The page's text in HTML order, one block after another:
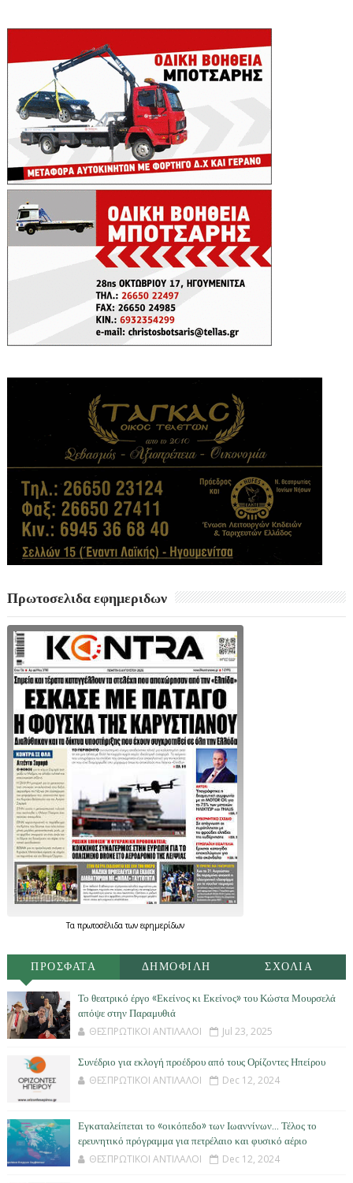
Πρωτοσελιδα εφημεριδων
Τα πρωτοσέλιδατων εφημερίδων
ΠΡΟΣΦΑΤΑ ΔΗΜΟΦΙΛΗ ΣΧΟΛΙΑ
Το θεατρικό έργο «Εκείνος κι Εκείνος» του Κώστα Μουρσελά
απόψε στην Παραμυθιά
ΘΕΣΠΡΩΤΙΚΟΙ ΑΝΤΙΛΑΛΟΙ Jul 23, 2025
Συνέδριο για εκλογή προέδρου από τους Ορίζοντες Ηπείρου
ΘΕΣΠΡΩΤΙΚΟΙ ΑΝΤΙΛΑΛΟΙ Dec 12, 2024
Εγκαταλείπεται το «οικόπεδο» των Ιωαννίνων… Τέλος το
ερευνητικό πρόγραμμα για πετρέλαιο και φυσικό αέριο
ΘΕΣΠΡΩΤΙΚΟΙ ΑΝΤΙΛΑΛΟΙ Dec 12, 2024